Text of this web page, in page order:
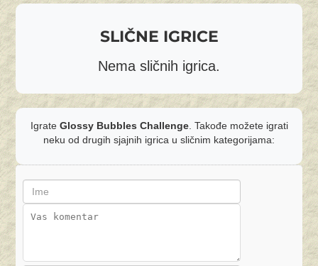
SLIČNE IGRICE
Nema sličnih igrica.
Igrate Glossy Bubbles Challenge. Takođe možete igrati
neku od drugih sjajnih igrica u sličnim kategorijama: